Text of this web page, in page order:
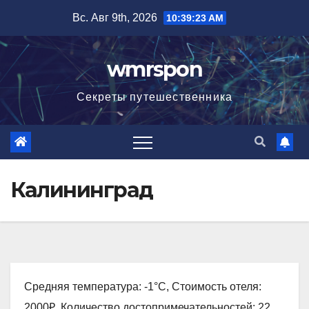
содержимому
Вс. Авг 9th, 2026 10:39:24 AM
wmrspon
Секреты путешественника
Калининград
Средняя температура: -1°C, Стоимость отеля: